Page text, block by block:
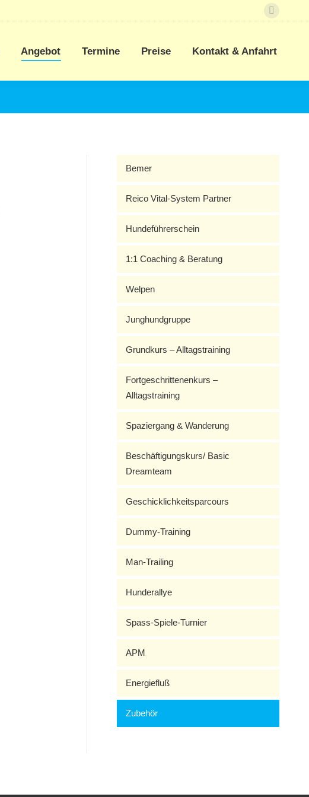
opens
new
Angebot Termine Preise Kontakt & Anfahrt
Bemer
Reico Vital-System Partner
Hundeführerschein
1:1 Coaching & Beratung
Welpen
Junghundgruppe
Grundkurs – Alltagstraining
Fortgeschrittenenkurs –
Alltagstraining
Spaziergang & Wanderung
Beschäftigungskurs/ Basic
Dreamteam
Geschicklichkeitsparcours
Dummy-Training
Man-Trailing
Hunderallye
Spass-Spiele-Turnier
APM
Energiefluß
Zubehör
Angebot Termine Preise Kontakt & Anfahrt